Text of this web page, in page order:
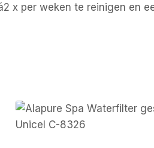
x per weken te reinigen en